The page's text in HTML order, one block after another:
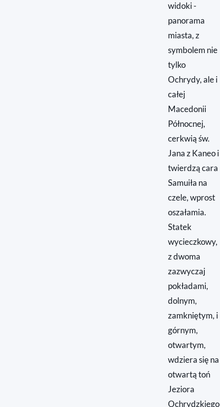
widoki -
panorama
miasta, z
symbolem nie
tylko
Ochrydy, ale i
całej
Macedonii
Północnej,
cerkwią św.
Jana z Kaneo i
twierdzą cara
Samuiła na
czele, wprost
oszałamia.
Statek
wycieczkowy,
z dwoma
zazwyczaj
pokładami,
dolnym,
zamkniętym, i
górnym,
otwartym,
wdziera się na
otwartą toń
Jeziora
Ochrydzkiego